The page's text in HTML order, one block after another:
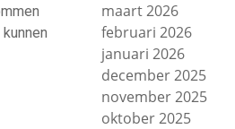
maart 2026
februari 2026
januari 2026
december 2025
november 2025
oktober 2025